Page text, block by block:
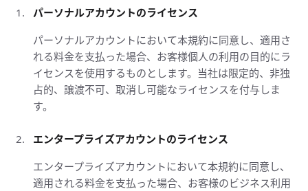
パーソナルアカウントのライセンス
パーソナルアカウントにおいて本規約に同意し、適用さ
れる料金を支払った場合、お客様個人の利用の目的にラ
イセンスを使用するものとします。当社は限定的、非独
占的、譲渡不可、取消し可能なライセンスを付与しま
す。
エンタープライズアカウントのライセンス
エンタープライズアカウントにおいて本規約に同意し、
適用される料金を支払った場合、お客様のビジネス利用